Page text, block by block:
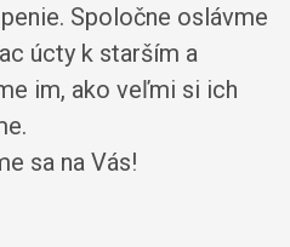
Spoločne oslávme
úcty k starším a
im, ako veľmi si ich
sa na Vás!